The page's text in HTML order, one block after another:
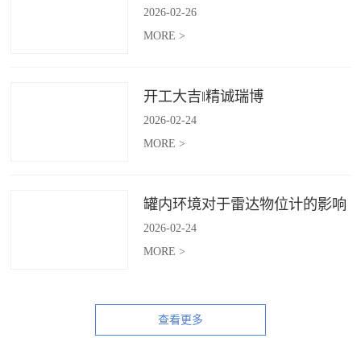
2026-02-26
MORE >
开工大吉‖精诚瑞博
2026-02-24
MORE >
罐内环境对于雷达物位计的影响
2026-02-24
MORE >
查看更多